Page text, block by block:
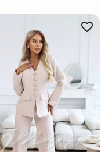
favorite_border